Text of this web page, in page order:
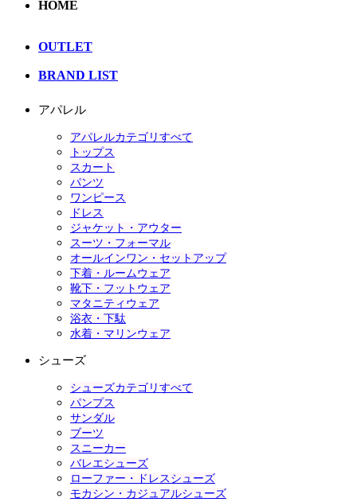
HOME
OUTLET
BRAND LIST
アパレル
アパレルカテゴリすべて
トップス
スカート
パンツ
ワンピース
ドレス
ジャケット・アウター
スーツ・フォーマル
オールインワン・セットアップ
下着・ルームウェア
靴下・フットウェア
マタニティウェア
浴衣・下駄
水着・マリンウェア
シューズ
シューズカテゴリすべて
パンプス
サンダル
ブーツ
スニーカー
バレエシューズ
ローファー・ドレスシューズ
モカシン・カジュアルシューズ